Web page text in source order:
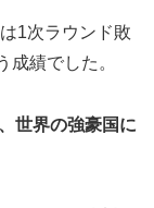
1次ラウンド敗
績でした。
世界の強豪国に